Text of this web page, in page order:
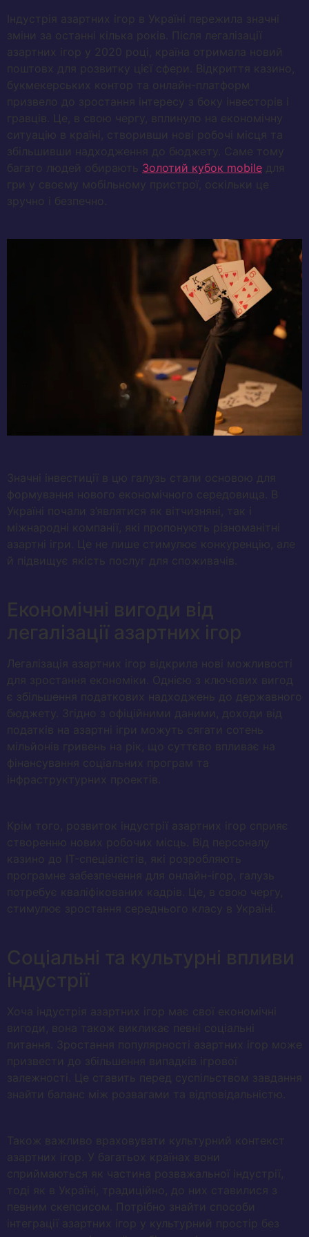
Індустрія азартних ігор в Україні пережила значні
зміни за останні кілька років. Після легалізації
азартних ігор у 2020 році, країна отримала новий
поштовх для розвитку цієї сфери. Відкриття казино,
букмекерських контор та онлайн-платформ
призвело до зростання інтересу з боку інвесторів і
гравців. Це, в свою чергу, вплинуло на економічну
ситуацію в країні, створивши нові робочі місця та
збільшивши надходження до бюджету. Саме тому
багато людей обирають Золотий кубок mobile для
гри у своєму мобільному пристрої, оскільки це
зручно і безпечно.
Значні інвестиції в цю галузь стали основою для
формування нового економічного середовища. В
Україні почали з’являтися як вітчизняні, так і
міжнародні компанії, які пропонують різноманітні
азартні ігри. Це не лише стимулює конкуренцію, але
й підвищує якість послуг для споживачів.
Економічні вигоди від
легалізації азартних ігор
Легалізація азартних ігор відкрила нові можливості
для зростання економіки. Однією з ключових вигод
є збільшення податкових надходжень до державного
бюджету. Згідно з офіційними даними, доходи від
податків на азартні ігри можуть сягати сотень
мільйонів гривень на рік, що суттєво впливає на
фінансування соціальних програм та
інфраструктурних проектів.
Крім того, розвиток індустрії азартних ігор сприяє
створенню нових робочих місць. Від персоналу
казино до IT-спеціалістів, які розробляють
програмне забезпечення для онлайн-ігор, галузь
потребує кваліфікованих кадрів. Це, в свою чергу,
стимулює зростання середнього класу в Україні.
Соціальні та культурні впливи
індустрії
Хоча індустрія азартних ігор має свої економічні
вигоди, вона також викликає певні соціальні
питання. Зростання популярності азартних ігор може
призвести до збільшення випадків ігрової
залежності. Це ставить перед суспільством завдання
знайти баланс між розвагами та відповідальністю.
Також важливо враховувати культурний контекст
азартних ігор. У багатьох країнах вони
сприймаються як частина розважальної індустрії,
тоді як в Україні, традиційно, до них ставилися з
певним скепсисом. Потрібно знайти способи
інтеграції азартних ігор у культурний простір без